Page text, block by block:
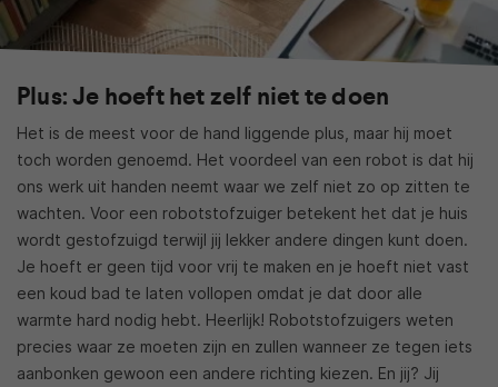
Plus: Je hoeft het zelf niet te doen
Het is de meest voor de hand liggende plus, maar hij moet
toch worden genoemd. Het voordeel van een robot is dat hij
ons werk uit handen neemt waar we zelf niet zo op zitten te
wachten. Voor een robotstofzuiger betekent het dat je huis
wordt gestofzuigd terwijl jij lekker andere dingen kunt doen.
Je hoeft er geen tijd voor vrij te maken en je hoeft niet vast
een koud bad te laten vollopen omdat je dat door alle
warmte hard nodig hebt. Heerlijk! Robotstofzuigers weten
precies waar ze moeten zijn en zullen wanneer ze tegen iets
aanbonken gewoon een andere richting kiezen. En jij? Jij